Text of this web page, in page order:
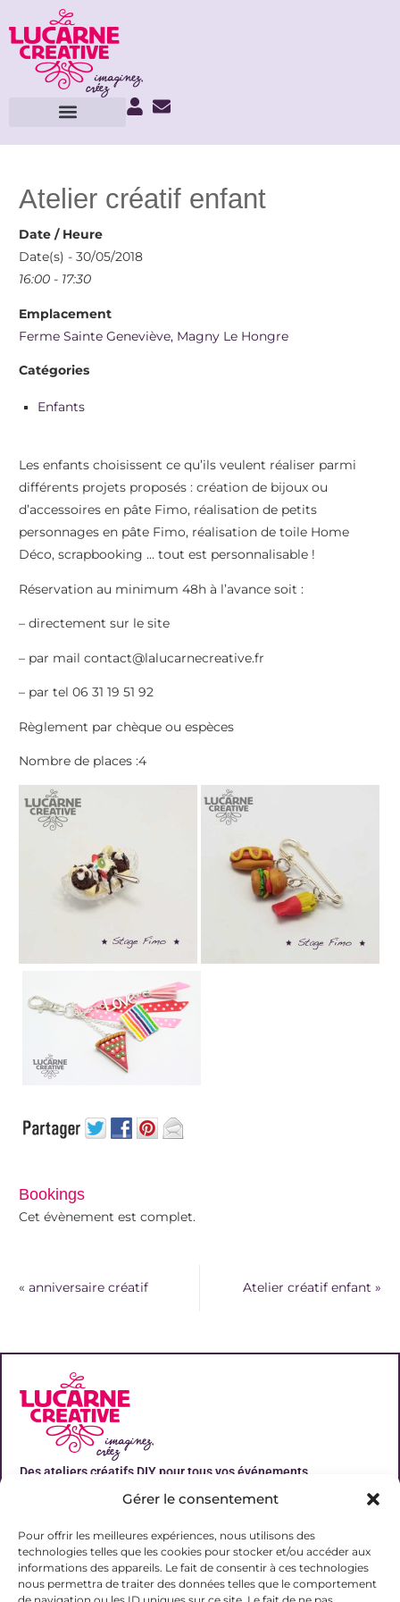
Gérer le consentement
Pour offrir les meilleures expériences, nous utilisons des
technologies telles que les cookies pour stocker et/ou accéder aux
informations des appareils. Le fait de consentir à ces technologies
nous permettra de traiter des données telles que le comportement
Atelier créatif enfant
Date / Heure
Date(s) - 30/05/2018
16:00 - 17:30
Emplacement
Ferme Sainte Geneviève, Magny Le Hongre
Catégories
Enfants
Les enfants choisissent ce qu’ils veulent réaliser parmi
différents projets proposés : création de bijoux ou
d’accessoires en pâte Fimo, réalisation de petits
personnages en pâte Fimo, réalisation de toile Home
Déco, scrapbooking … tout est personnalisable !
Réservation au minimum 48h à l’avance soit :
– directement sur le site
– par mail contact@lalucarnecreative.fr
– par tel 06 31 19 51 92
Règlement par chèque ou espèces
Nombre de places :4
Bookings
Cet évènement est complet.
« anniversaire créatif Atelier créatif enfant »
Des ateliers créatifs DIY pour tous vos événements
Liens utiles